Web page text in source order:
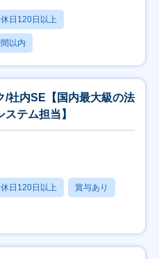
休日120日以上
以内
/社内SE【国内最大級の法
テム担当】
休日120日以上 賞与あり